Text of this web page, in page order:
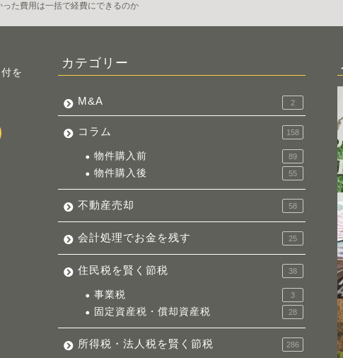
った費用は一括で経費にできるのか
を
カテゴリー
M&A 2
コラム 158
物件購入前 89
物件購入後 55
不動産売却 58
会計処理でお金を残す 25
住民税を賢く節税 38
事業税 3
固定資産税・償却資産税 28
所得税・法人税を賢く節税 286